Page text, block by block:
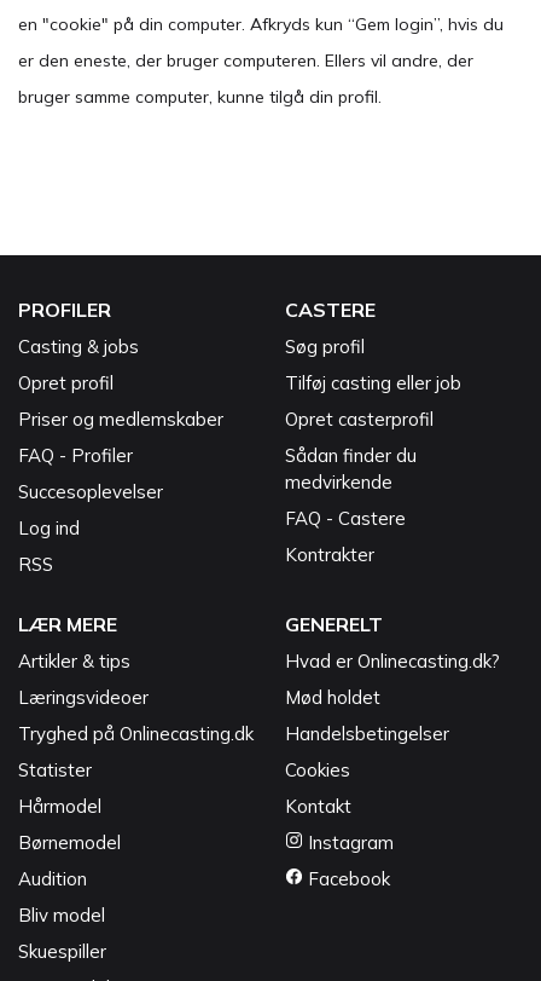
en "cookie" på din computer. Afkryds kun “Gem login”, hvis du
er den eneste, der bruger computeren. Ellers vil andre, der
bruger samme computer, kunne tilgå din profil.
PROFILER
Casting & jobs
Opret profil
Priser og medlemskaber
FAQ - Profiler
Succesoplevelser
Log ind
RSS
CASTERE
Søg profil
Tilføj casting eller job
Opret casterprofil
Sådan finder du
medvirkende
FAQ - Castere
Kontrakter
LÆR MERE
Artikler & tips
Læringsvideoer
Tryghed på Onlinecasting.dk
Statister
Hårmodel
Børnemodel
Audition
Bliv model
Skuespiller
GENERELT
Hvad er Onlinecasting.dk?
Mød holdet
Handelsbetingelser
Cookies
Kontakt
Instagram
Facebook